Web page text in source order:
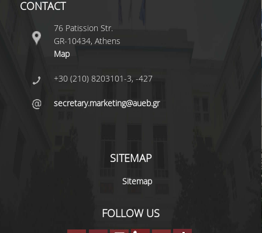
RESEARCH
RESEARCH LABS
RESEARCH AREAS
PUBLICATIONS IN SCIENTIFIC
JOURNALS
PUBLICATIONS IN CONFERENCES
RESEARCH PROJECTS - PHDS
CONTACT
76 Patission Str.
GR-10434, Athens
Map
+30 (210) 8203101-3, -427
secretary.marketing@aueb.gr
SITEMAP
Sitemap
FOLLOW US